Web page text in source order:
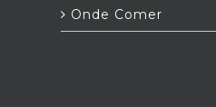
Onde Comer